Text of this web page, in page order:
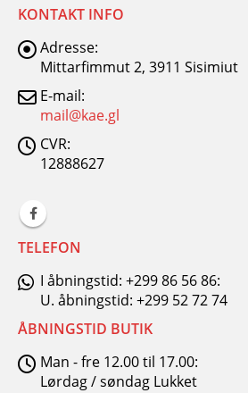
KONTAKT INFO
Adresse:
Mittarfimmut 2, 3911 Sisimiut
E-mail:
mail@kae.gl
CVR:
12888627
TELEFON
I åbningstid: +299 86 56 86:
U. åbningstid: +299 52 72 74
ÅBNINGSTID BUTIK
Man - fre 12.00 til 17.00:
Lørdag / søndag Lukket